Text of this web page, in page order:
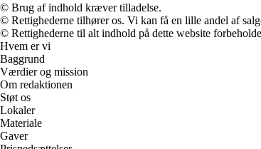
© Brug af indhold kræver tilladelse.
© Rettighederne tilhører os. Vi kan få en lille andel af
© Rettighederne til alt indhold på dette website
Hvem er vi
Baggrund
Værdier og mission
Om redaktionen
Støt os
Lokaler
Materiale
Gaver